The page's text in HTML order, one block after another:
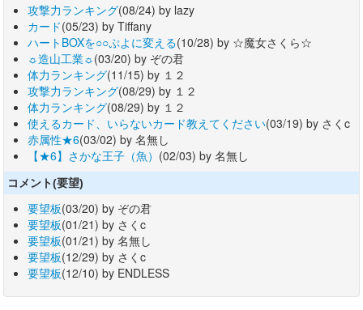
攻撃力ランキング(08/24) by lazy
カード(05/23) by Tiffany
ハートBOXを○○ぷよに変える(10/28) by ☆魔女さくら☆
☼造山工業☼(03/20) by ぞの君
体力ランキング(11/15) by １２
攻撃力ランキング(08/29) by １２
体力ランキング(08/29) by １２
使えるカード、いらないカード教えてください(03/19) by さくc
赤属性★6(03/02) by 名無し
【★6】さかな王子（魚） (02/03) by 名無し
コメント(要望)
要望板(03/20) by ぞの君
要望板(01/21) by さくc
要望板(01/21) by 名無し
要望板(12/29) by さくc
要望板(12/10) by ENDLESS